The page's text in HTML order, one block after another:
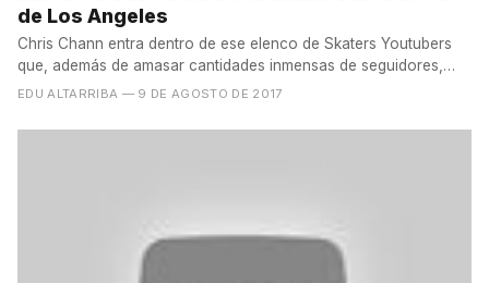
de Los Angeles
Chris Chann entra dentro de ese elenco de Skaters Youtubers
que, además de amasar cantidades inmensas de seguidores,
se...
EDU ALTARRIBA — 9 DE AGOSTO DE 2017